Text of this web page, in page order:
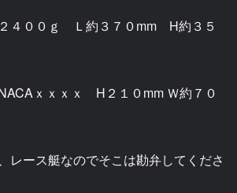
００ｇ Ｌ約３７０mm H約３５
ｘｘｘｘ H２１０mm Ｗ約７０
レース艇なのでそこは勘弁してくださ